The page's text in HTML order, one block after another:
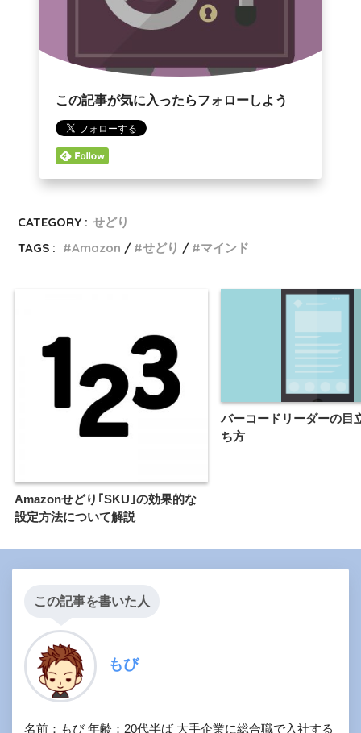
この記事が気に入ったらフォローしよう
CATEGORY : せどり
TAGS :
Amazon せどり マインド
Amazonせどり｢SKU｣の効果的な
設定方法について解説
バーコードリーダーの目
ち方
この記事を書いた人
もび
名前：もび 年齢：20代半ば 大手企業に総合職で入社する